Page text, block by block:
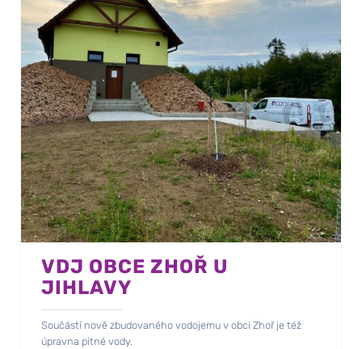
VDJ OBCE ZHOŘ U
JIHLAVY
Součástí nově zbudovaného vodojemu v obci Zhoř je též
úpravna pitné vody.